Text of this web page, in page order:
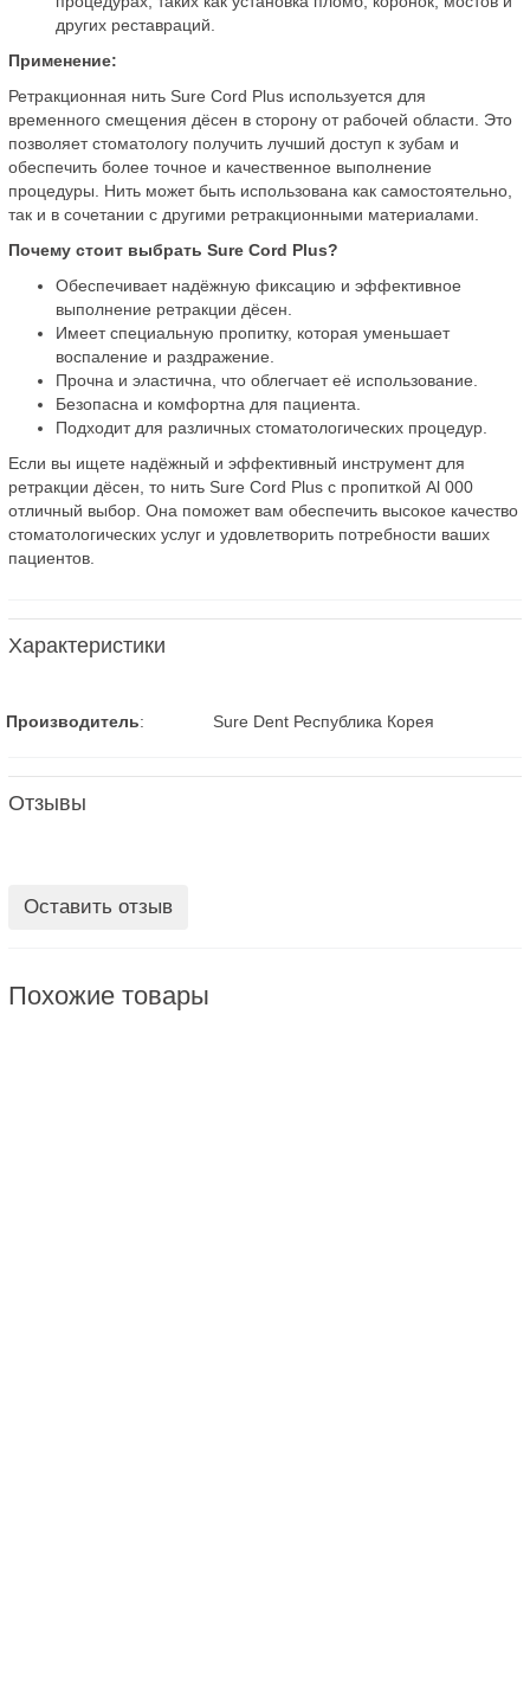
других реставраций.
Применение:
Ретракционная нить Sure Cord Plus используется для
временного смещения дёсен в сторону от рабочей области. Это
позволяет стоматологу получить лучший доступ к зубам и
обеспечить более точное и качественное выполнение
процедуры. Нить может быть использована как самостоятельно,
так и в сочетании с другими ретракционными материалами.
Почему стоит выбрать Sure Cord Plus?
Обеспечивает надёжную фиксацию и эффективное
выполнение ретракции дёсен.
Имеет специальную пропитку, которая уменьшает
воспаление и раздражение.
Прочна и эластична, что облегчает её использование.
Безопасна и комфортна для пациента.
Подходит для различных стоматологических процедур.
Если вы ищете надёжный и эффективный инструмент для
ретракции дёсен, то нить Sure Cord Plus с пропиткой Al 000
отличный выбор. Она поможет вам обеспечить высокое качество
стоматологических услуг и удовлетворить потребности ваших
пациентов.
Характеристики
Производитель: Sure Dent Республика Корея
Отзывы
Оставить отзыв
Похожие товары